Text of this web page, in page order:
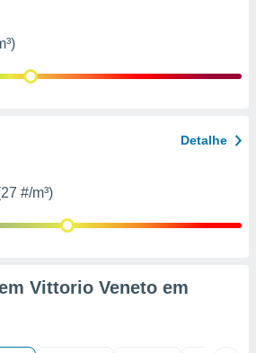
Detalhe
#/m³)
Vittorio Veneto em